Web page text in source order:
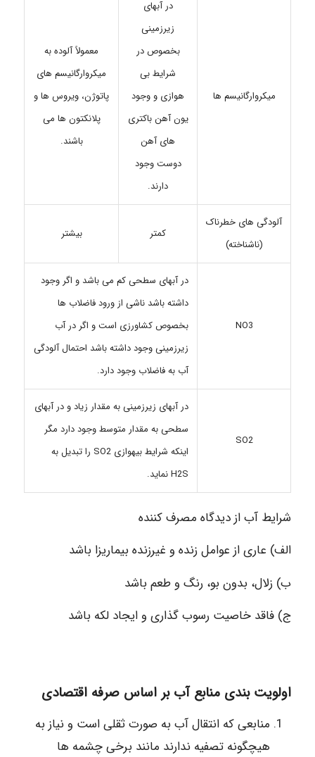
میکروارگانیسم ها
در آبهای
زیرزمینی
بخصوص در
شرایط بی
هوازی و وجود
یون آهن باکتری
های آهن
دوست وجود
دارند.
معمولاً آلوده به
میکروارگانیسم های
پاتوژن، ویروس ها و
پلانکتون ها می
باشند.
آلودگی های خطرناک
(ناشناخته)
کمتر بیشتر
NO3
در آبهای سطحی کم می باشد و اگر وجود
داشته باشد ناشی از ورود فاضلاب ها
بخصوص کشاورزی است و اگر در آب
زیرزمینی وجود داشته باشد احتمال آلودگی
آب به فاضلاب وجود دارد.
SO2
در آبهای زیرزمینی به مقدار زیاد و در آبهای
سطحی به مقدار متوسط وجود دارد مگر
اینکه شرایط بیهوازی SO2 را تبدیل به
H2S نماید.
شرایط آب از دیدگاه مصرف کننده
الف) عاری از عوامل زنده و غیرزنده بیماریزا باشد
ب) زلال، بدون بو، رنگ و طعم باشد
ج) فاقد خاصیت رسوب گذاری و ایجاد لکه باشد
اولویت بندی منابع آب بر اساس صرفه اقتصادی
منابعی که انتقال آب به صورت ثقلی است و نیاز به
هیچگونه تصفیه ندارند مانند برخی چشمه ها